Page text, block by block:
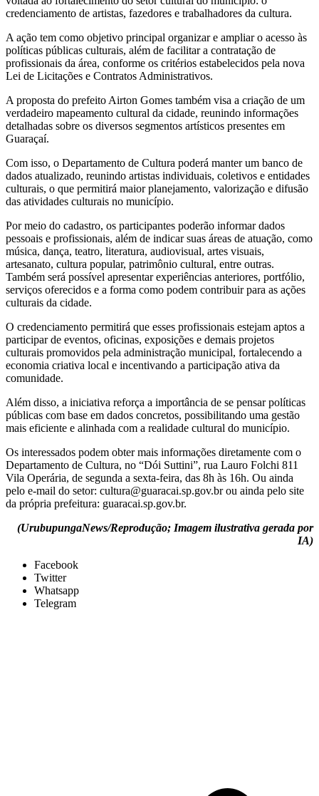
credenciamento de artistas, fazedores e trabalhadores da cultura.
A ação tem como objetivo principal organizar e ampliar o acesso às
políticas públicas culturais, além de facilitar a contratação de
profissionais da área, conforme os critérios estabelecidos pela nova
Lei de Licitações e Contratos Administrativos.
A proposta do prefeito Airton Gomes também visa a criação de um
verdadeiro mapeamento cultural da cidade, reunindo informações
detalhadas sobre os diversos segmentos artísticos presentes em
Guaraçaí.
Com isso, o Departamento de Cultura poderá manter um banco de
dados atualizado, reunindo artistas individuais, coletivos e entidades
culturais, o que permitirá maior planejamento, valorização e difusão
das atividades culturais no município.
Por meio do cadastro, os participantes poderão informar dados
pessoais e profissionais, além de indicar suas áreas de atuação, como
música, dança, teatro, literatura, audiovisual, artes visuais,
artesanato, cultura popular, patrimônio cultural, entre outras.
Também será possível apresentar experiências anteriores, portfólio,
serviços oferecidos e a forma como podem contribuir para as ações
culturais da cidade.
O credenciamento permitirá que esses profissionais estejam aptos a
participar de eventos, oficinas, exposições e demais projetos
culturais promovidos pela administração municipal, fortalecendo a
economia criativa local e incentivando a participação ativa da
comunidade.
Além disso, a iniciativa reforça a importância de se pensar políticas
públicas com base em dados concretos, possibilitando uma gestão
mais eficiente e alinhada com a realidade cultural do município.
Os interessados podem obter mais informações diretamente com o
Departamento de Cultura, no “Dói Suttini”, rua Lauro Folchi 811
Vila Operária, de segunda a sexta-feira, das 8h às 16h. Ou ainda
pelo e-mail do setor: cultura@guaracai.sp.gov.br ou ainda pelo site
da própria prefeitura: guaracai.sp.gov.br.
(UrubupungaNews/Reprodução; Imagem ilustrativa gerada por
IA)
Facebook
Twitter
Whatsapp
Telegram